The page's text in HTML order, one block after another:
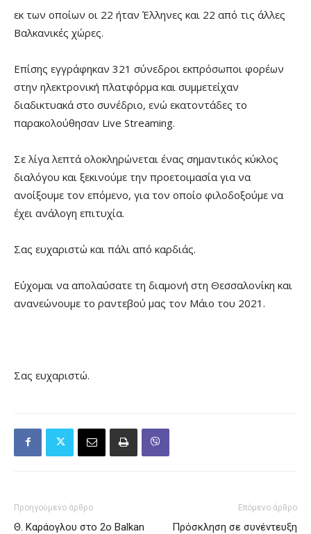
εκ των οποίων οι 22 ήταν Έλληνες και 22 από τις άλλες
Βαλκανικές χώρες.
Επίσης εγγράφηκαν 321 σύνεδροι εκπρόσωποι φορέων
στην ηλεκτρονική πλατφόρμα και συμμετείχαν
διαδικτυακά στο συνέδριο, ενώ εκατοντάδες το
παρακολούθησαν Live Streaming.
Σε λίγα λεπτά ολοκληρώνεται ένας σημαντικός κύκλος
διαλόγου και ξεκινούμε την προετοιμασία για να
ανοίξουμε τον επόμενο, για τον οποίο φιλοδοξούμε να
έχει ανάλογη επιτυχία.
Σας ευχαριστώ και πάλι από καρδιάς.
Εύχομαι να απολαύσατε τη διαμονή στη Θεσσαλονίκη και
ανανεώνουμε το ραντεβού μας τον Μάιο του 2021.
Σας ευχαριστώ.
Προηγούμενο άρθρο
Θ. Καράογλου στο 2ο Balkan
Επόμενο άρθρο
Πρόσκληση σε συνέντευξη